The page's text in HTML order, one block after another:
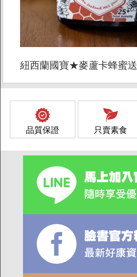
紐西蘭國寶★麥蘆卡蜂蜜送
品質保證 只賣素食